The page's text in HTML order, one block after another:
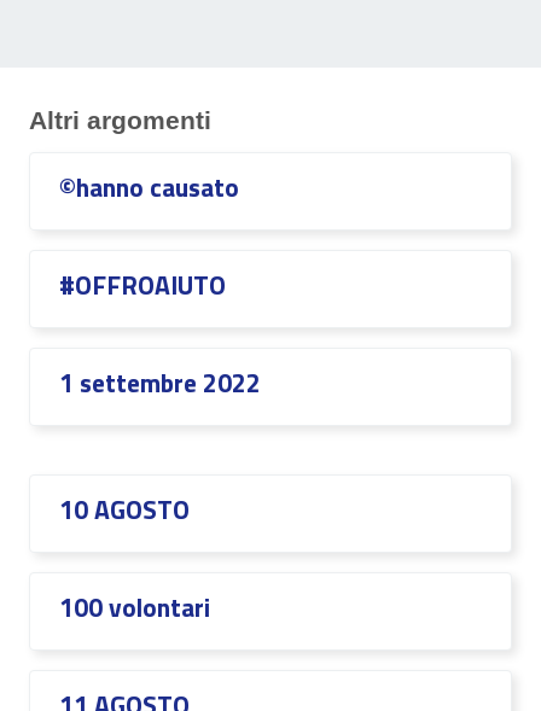
Altri argomenti
©hanno causato
#OFFROAIUTO
1 settembre 2022
10 AGOSTO
100 volontari